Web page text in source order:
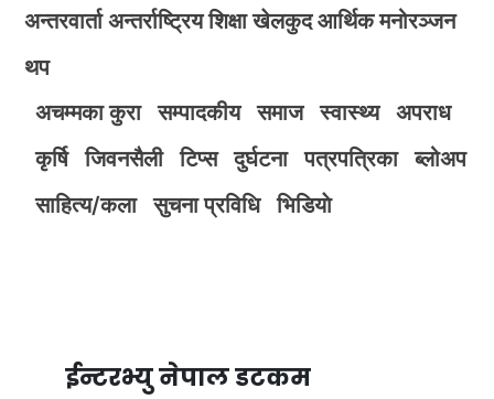
अन्तरवार्ता अन्तर्राष्ट्रिय शिक्षा खेलकुद आर्थिक मनोरञ्जन
थप
अचम्मका कुरा
सम्पादकीय समाज स्वास्थ्य
अपराध
कृर्षि
जिवनसैली टिप्स दुर्घटना पत्रपत्रिका
ब्लोअप
साहित्य/कला
सुचना प्रविधि भिडियाे
ईन्टरभ्यु नेपाल डटकम